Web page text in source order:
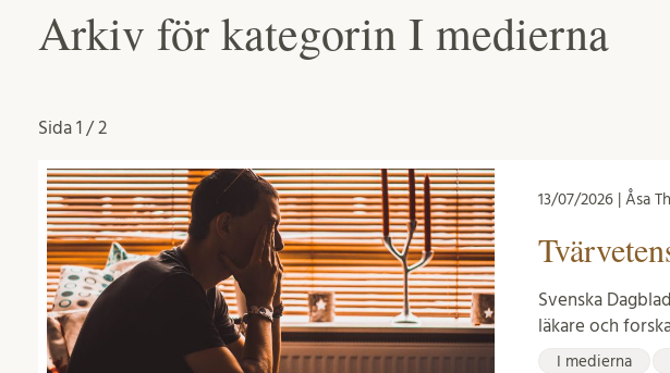
Arkiv för kategorin I medierna
Sida 1 / 2
13/07/2026 | Åsa
Svenska
läkare och
I medierna